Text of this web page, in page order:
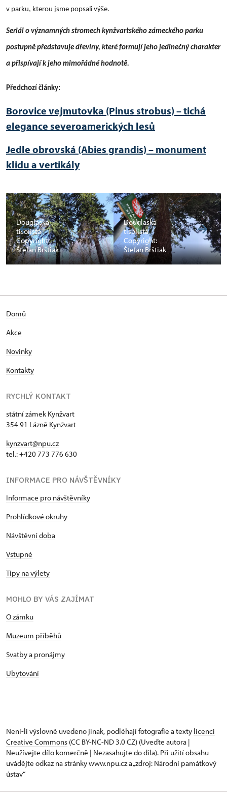
v parku, kterou jsme popsali výše.
Seriál o významných stromech kynžvartského zámeckého parku
postupně představuje dřeviny, které formují jeho jedinečný charakter
a přispívají k jeho mimořádné hodnotě.
Předchozí články:
Borovice vejmutovka (Pinus strobus) – tichá
elegance severoamerických lesů
Jedle obrovská (Abies grandis) – monument
klidu a vertikály
Douglaska
tisolistá
Copyright:
Štefan Brštiak
Douglaska
tisolistá
Copyright:
Štefan Brštiak
Domů
Akce
Novinky
Kontakty
RYCHLÝ KONTAKT
státní zámek Kynžvart
354 91 Lázně Kynžvart
kynzvart@npu.cz
tel.: +420 773 776 630
INFORMACE PRO NÁVŠTĚVNÍKY
Informace pro návštěvníky
Prohlídkové okruhy
Návštěvní doba
Vstupné
Tipy na výlety
MOHLO BY VÁS ZAJÍMAT
O zámku
Muzeum příběhů
Svatby a pronájmy
Ubytování
Není-li výslovně uvedeno jinak, podléhají fotografie a texty licenci
Creative Commons (CC BY-NC-ND 3.0 CZ) (Uveďte autora |
Neužívejte dílo komerčně | Nezasahujte do díla). Při užití obsahu
uvádějte odkaz na stránky www.npu.cz a „zdroj: Národní památkový
ústav“